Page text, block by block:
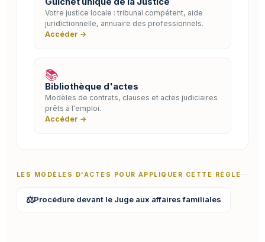
Votre justice locale : tribunal compétent, aide
juridictionnelle, annuaire des professionnels.
Accéder →
📚
Bibliothèque d'actes
Modèles de contrats, clauses et actes judiciaires
prêts à l'emploi.
Accéder →
LES MODÈLES D'ACTES POUR APPLIQUER CETTE RÈGLE
⚖️Procédure devant le Juge aux affaires familiales